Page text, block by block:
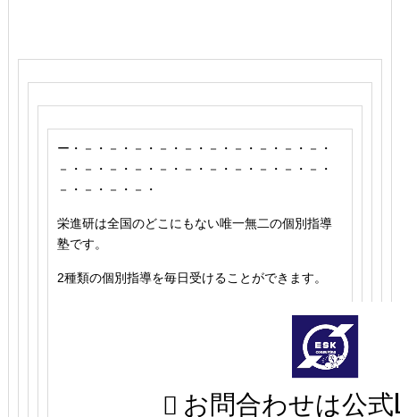
ー・－・－・－・－・－・－・－・－・－・－・
－・－・－・－・－・－・－・－・－・－・－・
－・－・－・－・
栄進研は全国のどこにもない唯一無二の個別指導
塾です。
2種類の個別指導を毎日受けることができます。